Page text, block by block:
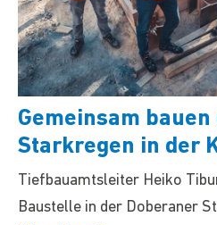
Gemeinsam bauen
Starkregen in der
Tiefbauamtsleiter Heiko
Baustelle in der Doberaner